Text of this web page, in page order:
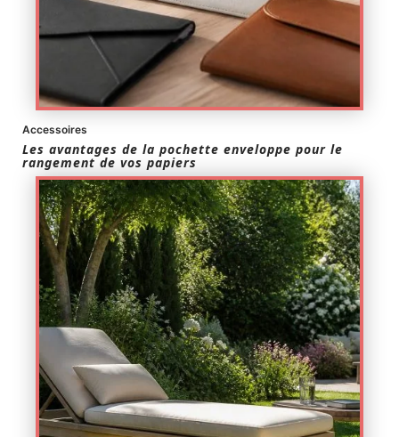
Accessoires
Les avantages de la pochette enveloppe pour le
rangement de vos papiers